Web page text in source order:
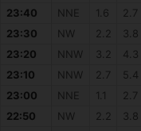
23:40
NNE 1.6 2.7
23:30
NW 2.2 3.8
23:20
NNW 3.2 4.3
23:10
NNW 2.7 5.4
23:00
NNE 1.1 2.7
22:50
NW 2.2 3.8